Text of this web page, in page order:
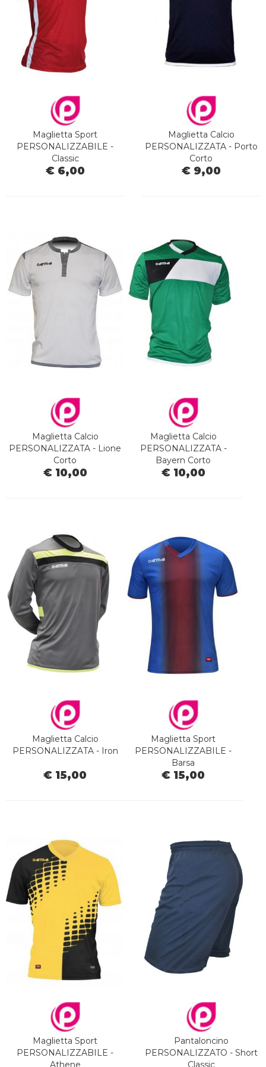
TEMPO
LIBERO
Maglietta Sport
PERSONALIZZABILE -
Classic
€ 6,00
Maglietta Calcio
PERSONALIZZATA - Porto
Corto
€ 9,00
Maglietta Calcio
PERSONALIZZATA - Lione
Corto
€ 10,00
Maglietta Calcio
PERSONALIZZATA -
Bayern Corto
€ 10,00
Maglietta Calcio
PERSONALIZZATA - Iron
€ 15,00
Maglietta Sport
PERSONALIZZABILE -
Barsa
€ 15,00
Maglietta Sport
PERSONALIZZABILE -
Athene
Pantaloncino
PERSONALIZZATO - Short
Classic